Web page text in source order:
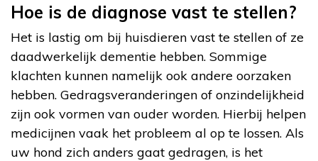
Hoe is de diagnose vast te stellen?
Het is lastig om bij huisdieren vast te stellen of ze
daadwerkelijk dementie hebben. Sommige
klachten kunnen namelijk ook andere oorzaken
hebben. Gedragsveranderingen of onzindelijkheid
zijn ook vormen van ouder worden. Hierbij helpen
medicijnen vaak het probleem al op te lossen. Als
uw hond zich anders gaat gedragen, is het